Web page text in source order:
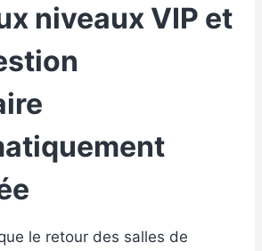
niveaux VIP et
le retour des salles de